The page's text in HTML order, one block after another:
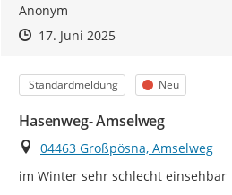
Anonym
Zeitpunkt des Erstellens
Zeitpunkt des Erstellens
17. Juni 2025Zur Äußerung
Kategorie
Standardmeldung Status
Neu
Hasenweg- Amselweg
Ort
04463 Großpösna, Amselweg
im Winter sehr schlecht einsehbar